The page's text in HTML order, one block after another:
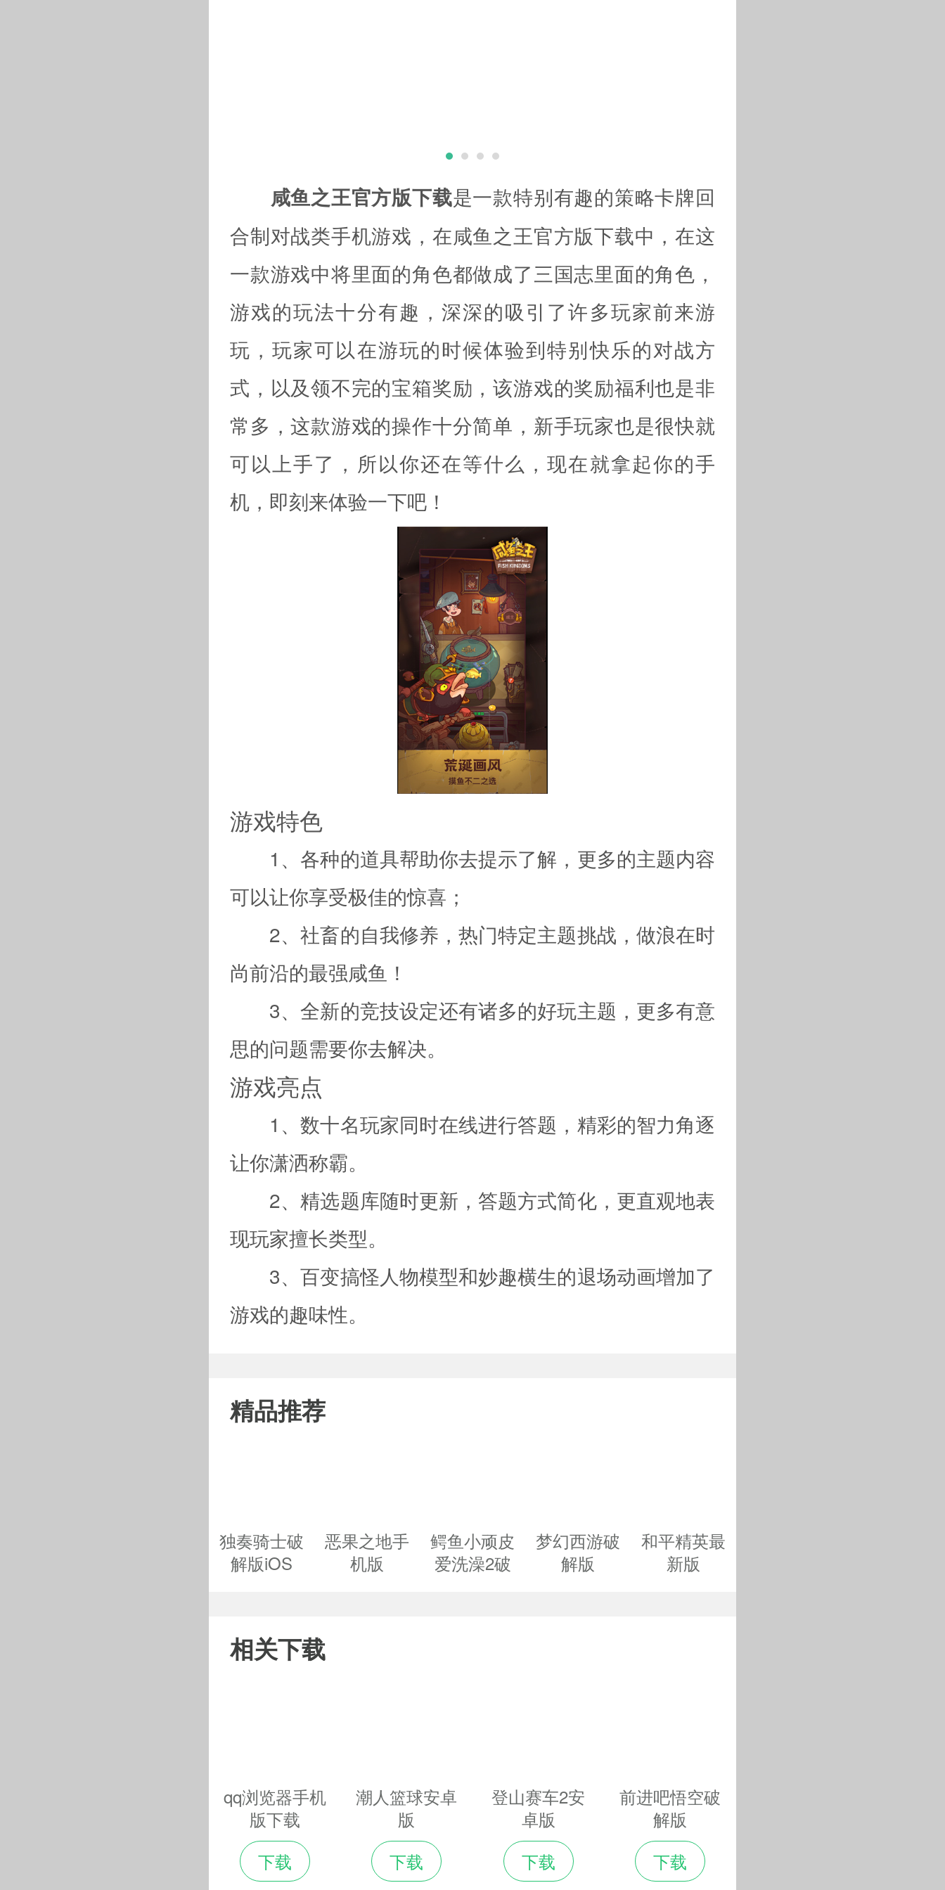
咸鱼之王官方版下载是一款特别有趣的策略卡牌回
合制对战类手机游戏，在咸鱼之王官方版下载中，在这
一款游戏中将里面的角色都做成了三国志里面的角色，
游戏的玩法十分有趣，深深的吸引了许多玩家前来游
玩，玩家可以在游玩的时候体验到特别快乐的对战方
式，以及领不完的宝箱奖励，该游戏的奖励福利也是非
常多，这款游戏的操作十分简单，新手玩家也是很快就
可以上手了，所以你还在等什么，现在就拿起你的手
机，即刻来体验一下吧！
游戏特色
1、各种的道具帮助你去提示了解，更多的主题内容
可以让你享受极佳的惊喜；
2、社畜的自我修养，热门特定主题挑战，做浪在时
尚前沿的最强咸鱼！
3、全新的竞技设定还有诸多的好玩主题，更多有意
思的问题需要你去解决。
游戏亮点
1、数十名玩家同时在线进行答题，精彩的智力角逐
让你潇洒称霸。
2、精选题库随时更新，答题方式简化，更直观地表
现玩家擅长类型。
3、百变搞怪人物模型和妙趣横生的退场动画增加了
游戏的趣味性。
精品推荐
独奏骑士破
解版iOS
恶果之地手
机版
鳄鱼小顽皮
爱洗澡2破
梦幻西游破
解版
和平精英最
新版
相关下载
qq浏览器手机
版下载
下载
潮人篮球安卓
版
下载
登山赛车2安
卓版
下载
前进吧悟空破
解版
下载